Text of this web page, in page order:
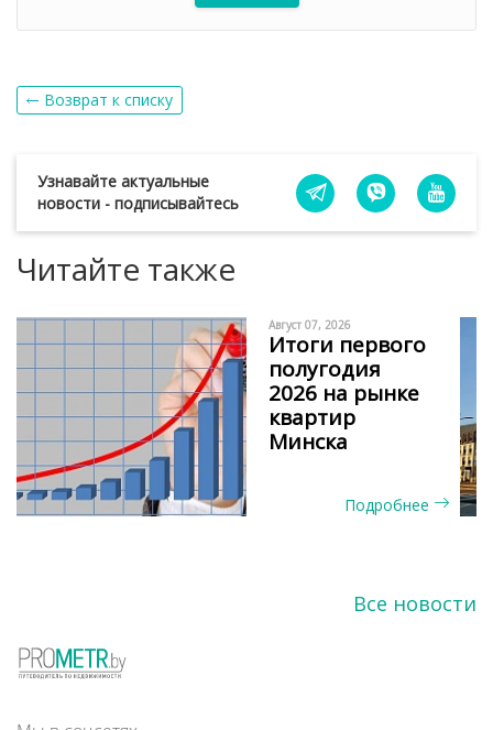
Возврат к списку
Узнавайте актуальные
новости - подписывайтесь
Читайте также
Август 07, 2026
Итоги первого
полугодия
2026 на рынке
квартир
Минска
Подробнее
Все новости